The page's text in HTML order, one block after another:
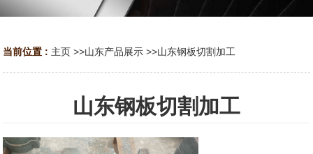
当前位置 : 主页 >>山东产品展示 >>山东钢板切割加工
山东钢板切割加工